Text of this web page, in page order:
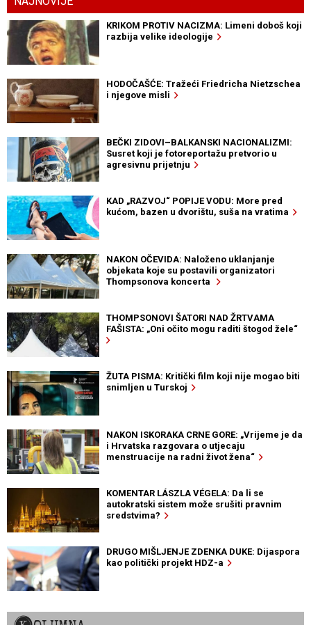
KRIKOM PROTIV NACIZMA: Limeni doboš koji
razbija velike ideologije
HODOČAŠĆE: Tražeći Friedricha Nietzschea
i njegove misli
BEČKI ZIDOVI–BALKANSKI NACIONALIZMI:
Susret koji je fotoreportažu pretvorio u
agresivnu prijetnju
KAD „RAZVOJ“ POPIJE VODU: More pred
kućom, bazen u dvorištu, suša na vratima
NAKON OČEVIDA: Naloženo uklanjanje
objekata koje su postavili organizatori
Thompsonova koncerta
THOMPSONOVI ŠATORI NAD ŽRTVAMA
FAŠISTA: „Oni očito mogu raditi štogod žele“
ŽUTA PISMA: Kritički film koji nije mogao biti
snimljen u Turskoj
NAKON ISKORAKA CRNE GORE: „Vrijeme je da
i Hrvatska razgovara o utjecaju
menstruacije na radni život žena“
KOMENTAR LÁSZLA VÉGELA: Da li se
autokratski sistem može srušiti pravnim
sredstvima?
DRUGO MIŠLJENJE ZDENKA DUKE: Dijaspora
kao politički projekt HDZ-a